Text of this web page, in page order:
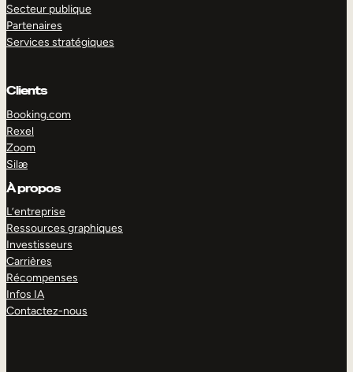
EXPLORER
Secteur publique
Partenaires
Services stratégiques
Clients
Booking.com
Rexel
Zoom
Silæ
À propos
L’entreprise
Ressources graphiques
Investisseurs
Carrières
Récompenses
Infos IA
Contactez-nous